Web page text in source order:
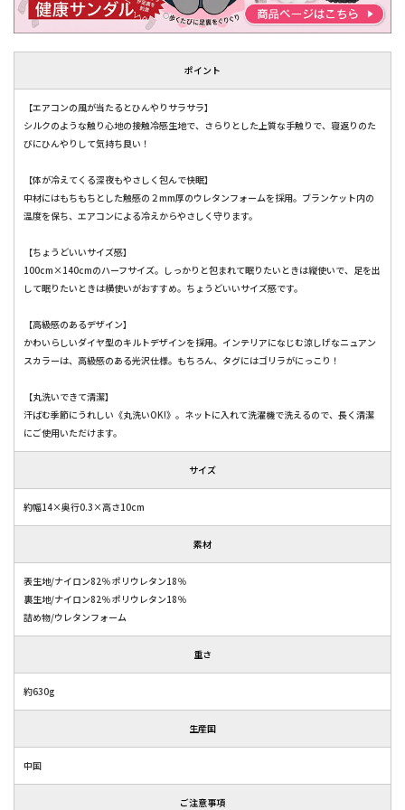
ポイント
【エアコンの風が当たるとひんやりサラサラ】
シルクのような触り心地の接触冷感生地で、さらりとした上質な手触りで、寝返りのた
びにひんやりして気持ち良い！
【体が冷えてくる深夜もやさしく包んで快眠】
中材にはもちもちとした触感の２mm厚のウレタンフォームを採用。ブランケット内の
温度を保ち、エアコンによる冷えからやさしく守ります。
【ちょうどいいサイズ感】
100cm×140cmのハーフサイズ。しっかりと包まれて眠りたいときは縦使いで、足を出
して眠りたいときは横使いがおすすめ。ちょうどいいサイズ感です。
【高級感のあるデザイン】
かわいらしいダイヤ型のキルトデザインを採用。インテリアになじむ涼しげなニュアン
スカラーは、高級感のある光沢仕様。もちろん、タグにはゴリラがにっこり！
【丸洗いできて清潔】
汗ばむ季節にうれしい《丸洗いOK!》。ネットに入れて洗濯機で洗えるので、長く清潔
にご使用いただけます。
サイズ
約幅14×奥行0.3×高さ10cm
素材
表生地/ナイロン82％ ポリウレタン18％
裏生地/ナイロン82％ ポリウレタン18％
詰め物/ウレタンフォーム
重さ
約630g
生産国
中国
ご注意事項